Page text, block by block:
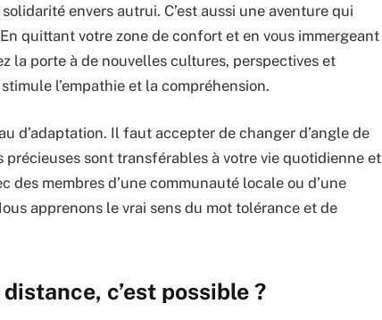
envers autrui. C’est aussi une aventure qui
quittant votre zone de confort et en vous immergeant
la porte à de nouvelles cultures, perspectives et
l’empathie et la compréhension.
d’adaptation. Il faut accepter de changer d’angle de
précieuses sont transférables à votre vie quotidienne et
des membres d’une communauté locale ou d’une
apprenons le vrai sens du mot tolérance et de
c’est possible ?